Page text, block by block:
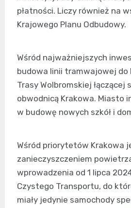
płatności. Liczy również na
Krajowego Planu Odbudowy.
Wśród najważniejszych
budowa linii tramwajowej do
Trasy Wolbromskiej łączącej
obwodnicą Krakowa. Miasto
w budowę nowych szkół i
Wśród priorytetów Krakowa
zanieczyszczeniem
wprowadzenia od 1 lipca
Czystego Transportu, do
miały jedynie samochody